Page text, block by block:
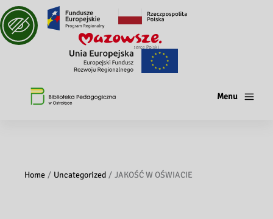
Menu
Home Uncategorized JAKOŚĆ W OŚWIACIE